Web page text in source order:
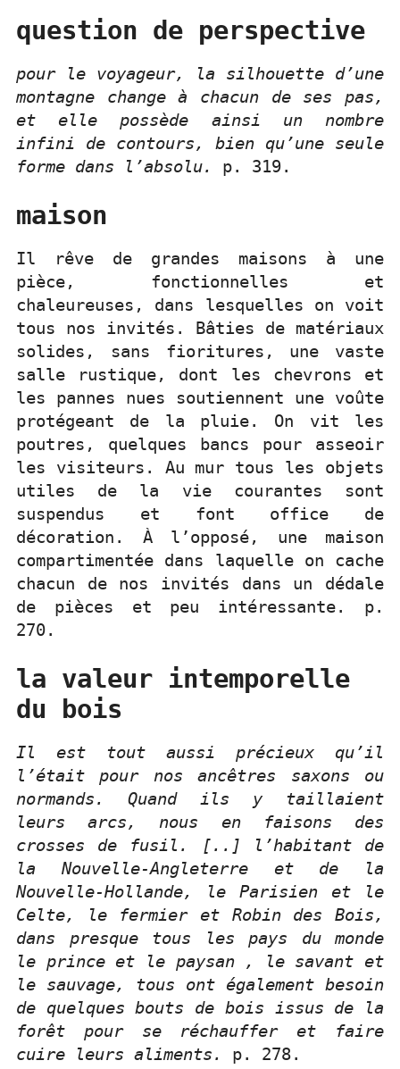
question de perspective
pour le voyageur, la silhouette d’une
montagne change à chacun de ses pas,
et elle possède ainsi un nombre
infini de contours, bien qu’une seule
forme dans l’absolu.
p. 319.
maison
Il rêve de grandes maisons à une
pièce, fonctionnelles et
chaleureuses, dans lesquelles on voit
tous nos invités. Bâties de matériaux
solides, sans fioritures, une vaste
salle rustique, dont les chevrons et
les pannes nues soutiennent une voûte
protégeant de la pluie. On vit les
poutres, quelques bancs pour asseoir
les visiteurs. Au mur tous les objets
utiles de la vie courantes sont
suspendus et font office de
décoration. À l’opposé, une maison
compartimentée dans laquelle on cache
chacun de nos invités dans un dédale
de pièces et peu intéressante. p.
270.
la valeur intemporelle
du bois
Il est tout aussi précieux qu’il
l’était pour nos ancêtres saxons ou
normands. Quand ils y taillaient
leurs arcs, nous en faisons des
crosses de fusil. [..] l’habitant de
la Nouvelle-Angleterre et de la
Nouvelle-Hollande, le Parisien et le
Celte, le fermier et Robin des Bois,
dans presque tous les pays du monde
le prince et le paysan , le savant et
le sauvage, tous ont également besoin
de quelques bouts de bois issus de la
forêt pour se réchauffer et faire
cuire leurs aliments.
p. 278.